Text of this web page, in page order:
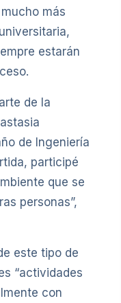
más
estarán
de la
de Ingeniería
participé
que se
personas”,
este tipo de
“actividades
con